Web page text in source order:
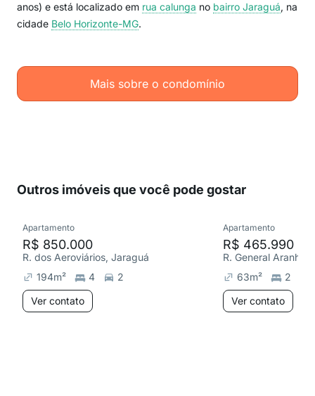
anos) e está localizado em rua calunga no bairro Jaraguá, na
cidade Belo Horizonte-MG.
Mais sobre o condomínio
Outros imóveis que você pode gostar
Apartamento
R$ 850.000
R. dos Aeroviários, Jaraguá
194m² 4
2
Ver contato
Apartamento
R$ 465.990
R. General Aranha,
63m² 2
Ver contato